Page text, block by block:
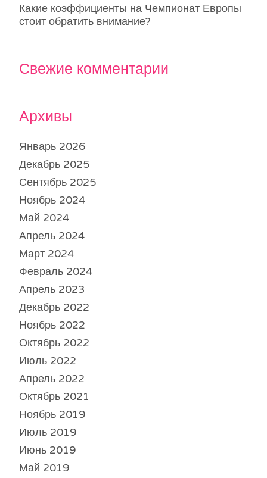
Какие коэффициенты на Чемпионат Европы
стоит обратить внимание?
Свежие комментарии
Архивы
Январь 2026
Декабрь 2025
Сентябрь 2025
Ноябрь 2024
Май 2024
Апрель 2024
Март 2024
Февраль 2024
Апрель 2023
Декабрь 2022
Ноябрь 2022
Октябрь 2022
Июль 2022
Апрель 2022
Октябрь 2021
Ноябрь 2019
Июль 2019
Июнь 2019
Май 2019